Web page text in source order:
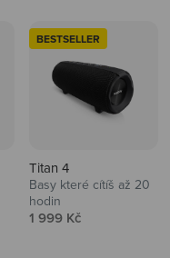
BESTSELLER
Titan 4
Basy které cítíš až 20
hodin
Prodejní cena
1 999 Kč